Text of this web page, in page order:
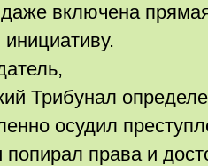
включена
Трибунал
осудил
права и